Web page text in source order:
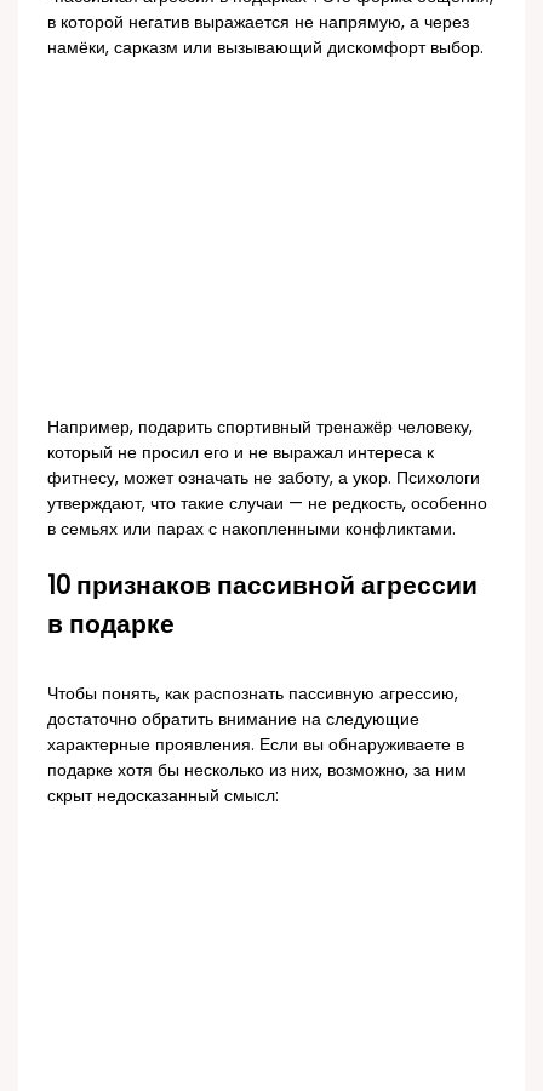
в которой негатив выражается не напрямую, а через
намёки, сарказм или вызывающий дискомфорт выбор.
Например, подарить спортивный тренажёр человеку,
который не просил его и не выражал интереса к
фитнесу, может означать не заботу, а укор. Психологи
утверждают, что такие случаи — не редкость, особенно
в семьях или парах с накопленными конфликтами.
10 признаков пассивной агрессии
в подарке
Чтобы понять, как распознать пассивную агрессию,
достаточно обратить внимание на следующие
характерные проявления. Если вы обнаруживаете в
подарке хотя бы несколько из них, возможно, за ним
скрыт недосказанный смысл: